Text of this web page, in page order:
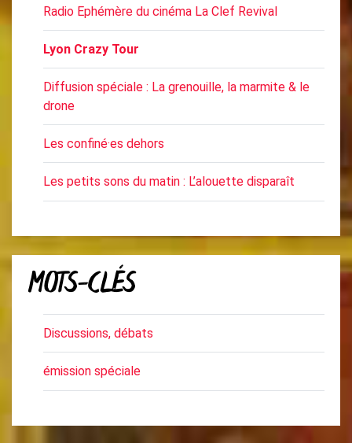
Radio Ephémère du cinéma La Clef Revival
Lyon Crazy Tour
Diffusion spéciale : La grenouille, la marmite & le
drone
Les confiné·es dehors
Les petits sons du matin : L’alouette disparaît
MOTS-CLÉS
Discussions, débats
émission spéciale